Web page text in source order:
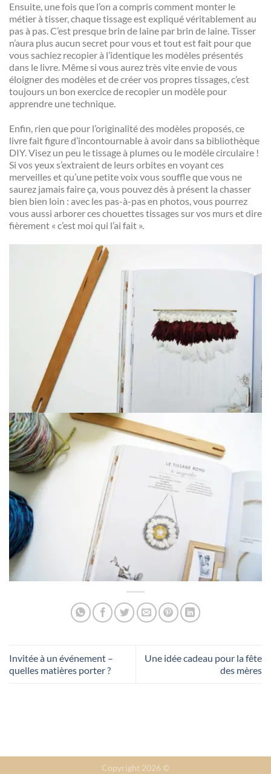
Ensuite, une fois que l’on a compris comment monter le
métier à tisser, chaque tissage est expliqué véritablement au
pas à pas. C’est presque brin de laine par brin de laine. Tisser
n’aura plus aucun secret pour vous et tout est fait pour que
vous sachiez recopier à l’identique les modèles présentés
dans le livre. Même si vous aurez très vite envie de vous
éloigner des modèles et de créer vos propres tissages, c’est
toujours un bon exercice de recopier un modèle pour
apprendre une technique.
Enfin, rien que pour l’originalité des modèles proposés, ce
livre fait figure d’incontournable à avoir dans sa bibliothèque
DIY. Visez un peu le tissage à plumes ou le modèle circulaire !
Si vos yeux s’extraient de leurs orbites en voyant ces
merveilles et qu’une petite voix vous souffle que vous ne
saurez jamais faire ça, vous pouvez dès à présent la chasser
bien bien loin : avec les pas-à-pas en photos, vous pourrez
vous aussi arborer ces chouettes tissages sur vos murs et dire
fièrement « c’est moi qui l’ai fait ».
Invitée à un événement –
quelles matières porter ?
Une idée cadeau pour la fête
des mères
Copyright 2026 ©